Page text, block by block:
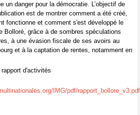
un danger pour la démocratie. L’objectif de
est de montrer comment a été créé,
fonctionne et comment s'est développé le
Bolloré, grâce à de sombres spéculations
à une évasion fiscale de ses avoirs au
et à la captation de rentes, notamment en
d'activités
IMG/pdf/rapport_bollore_v3.pdf